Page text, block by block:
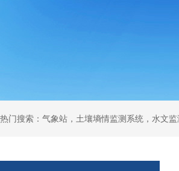
热门搜索：气象站，土壤墒情监测系统，水文